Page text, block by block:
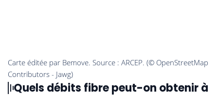
Quels débits fibre peut-on obtenir à